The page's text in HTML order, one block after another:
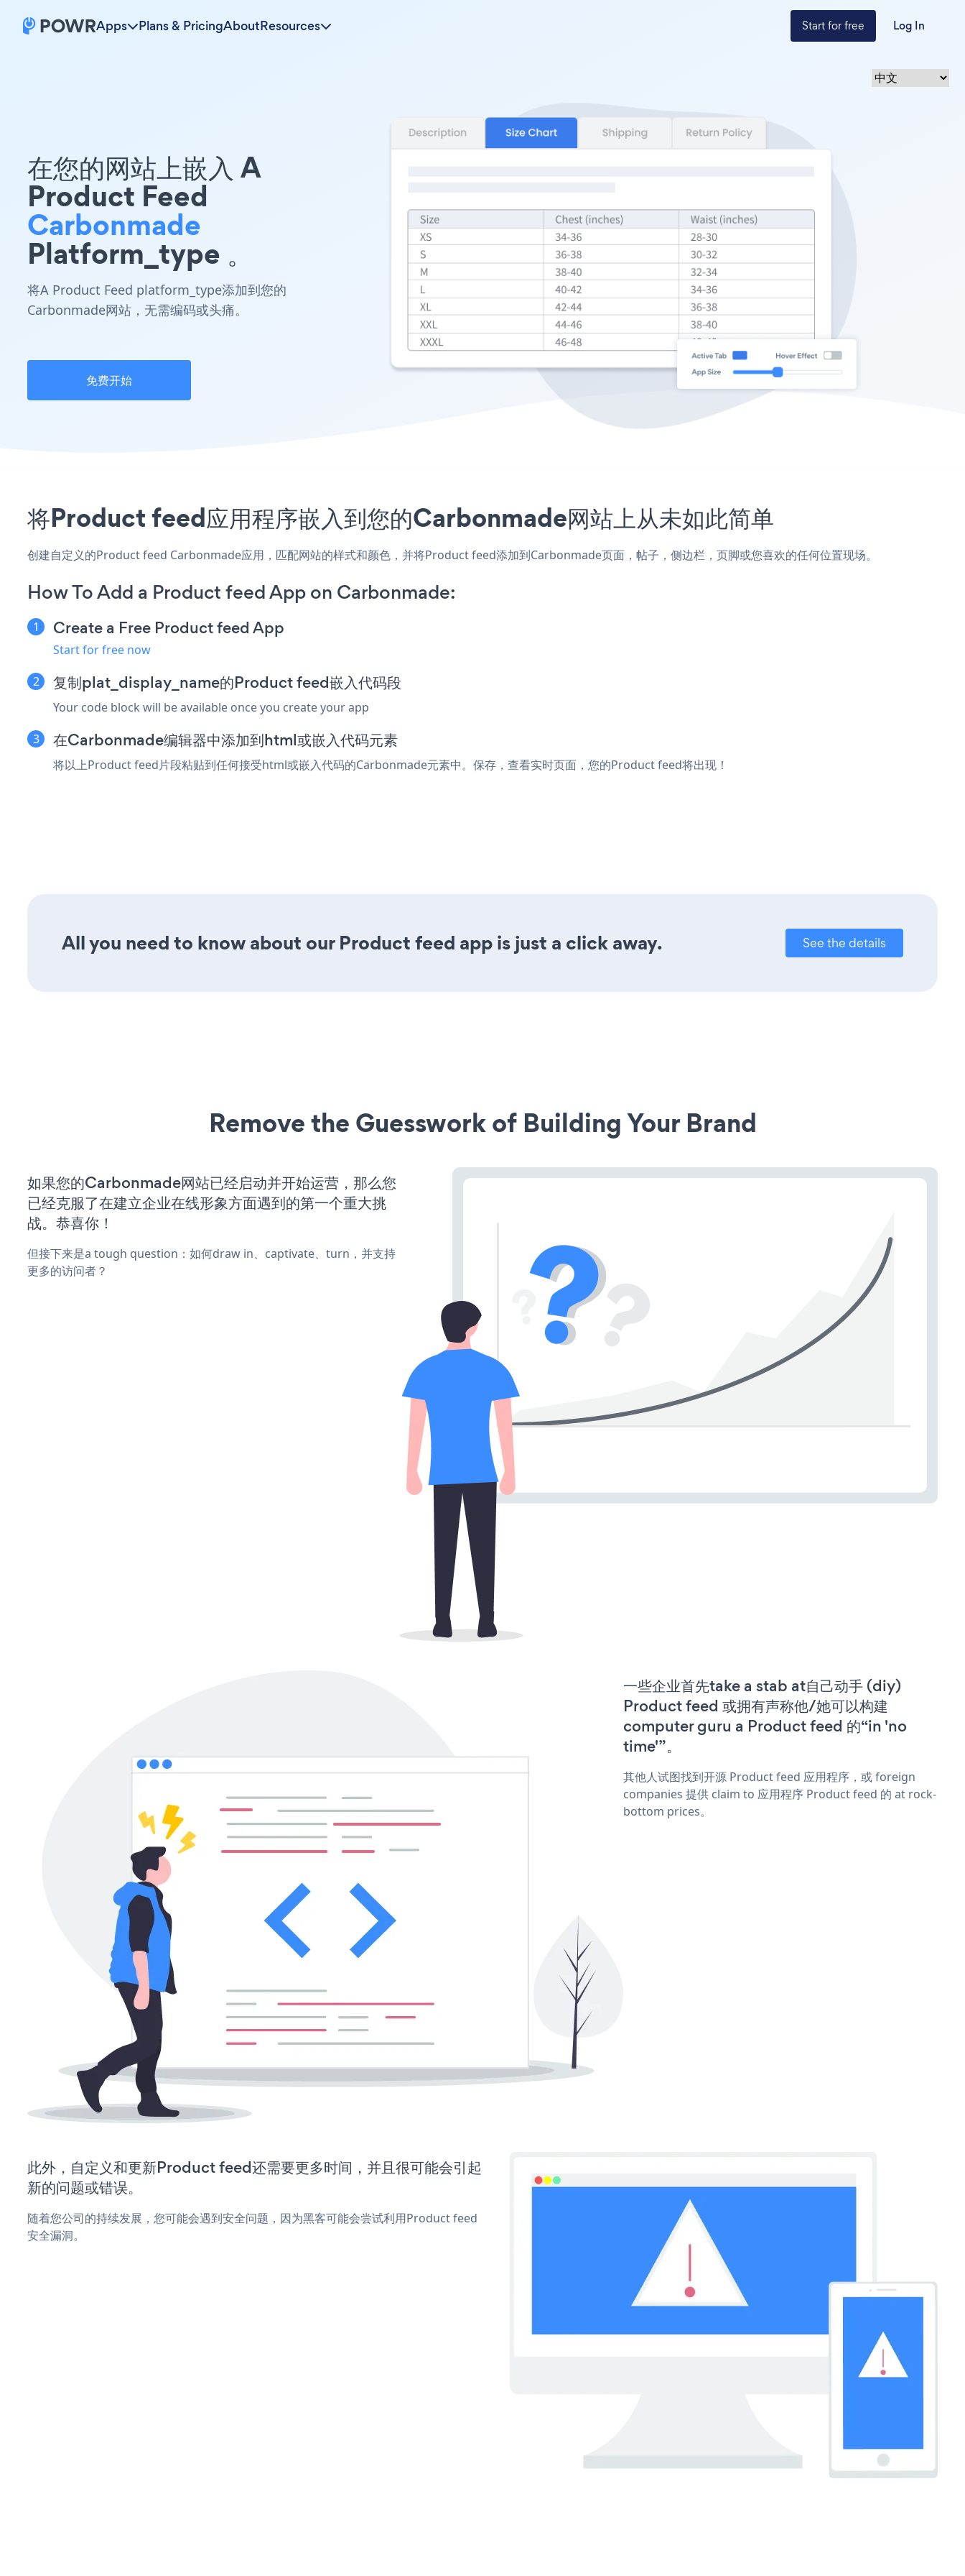
Apps Plans & PricingAboutResources Start for free Log In
在您的网站上嵌入 A
Product Feed
Carbonmade
Platform_type 。
将A Product Feed platform_type添加到您的
Carbonmade网站，无需编码或头痛。
免费开始
将Product feed应用程序嵌入到您的Carbonmade网站上从未如此简单
创建自定义的Product feed Carbonmade应用，匹配网站的样式和颜色，并将Product feed添加到Carbonmade页面，帖子，侧边栏，页脚或您喜欢的任何位置现场。
How To Add a Product feed App on Carbonmade:
Create a Free Product feed App
Start for free now
复制plat_display_name的Product feed嵌入代码段
Your code block will be available once you create your app
在Carbonmade编辑器中添加到html或嵌入代码元素
将以上Product feed片段粘贴到任何接受html或嵌入代码的Carbonmade元素中。保存，查看实时页面，您的Product feed将出现！
All you need to know about our Product feed app is just a click away. See the details
Remove the Guesswork of Building Your Brand
如果您的Carbonmade网站已经启动并开始运营，那么您
已经克服了在建立企业在线形象方面遇到的第一个重大挑
战。恭喜你！
但接下来是a tough question：如何draw in、captivate、turn，并支持
更多的访问者？
一些企业首先take a stab at自己动手 (diy)
Product feed 或拥有声称他/她可以构建
computer guru a Product feed 的“in 'no
time'”。
其他人试图找到开源 Product feed 应用程序，或 foreign
companies 提供 claim to 应用程序 Product feed 的 at rock-
bottom prices。
此外，自定义和更新Product feed还需要更多时间，并且很可能会引起
新的问题或错误。
随着您公司的持续发展，您可能会遇到安全问题，因为黑客可能会尝试利用Product feed
安全漏洞。